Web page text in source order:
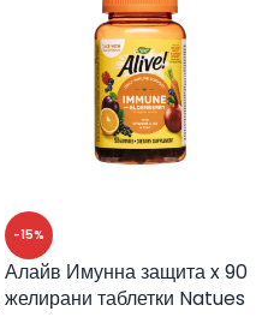
-15%
Алайв Имунна защита x 90
желирани таблетки Natues